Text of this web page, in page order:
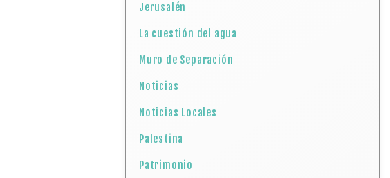
Jerusalén
La cuestión del agua
Muro de Separación
Noticias
Noticias Locales
Palestina
Patrimonio